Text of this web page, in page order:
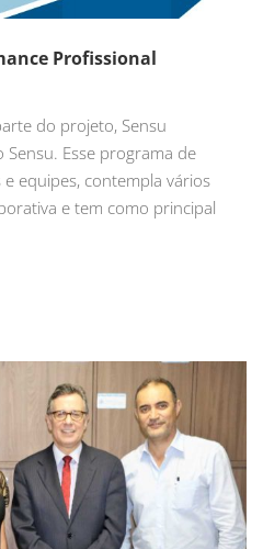
Profissional
do projeto, Sensu
Esse programa de
equipes, contempla vários
e tem como principal